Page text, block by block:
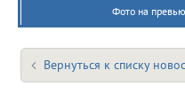
Фото на
Вернуться к списку